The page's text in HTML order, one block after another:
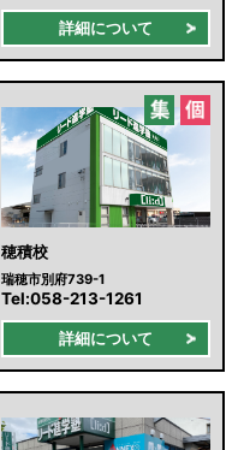
詳細について
穂積校
瑞穂市別府739-1
Tel:058-213-1261
詳細について